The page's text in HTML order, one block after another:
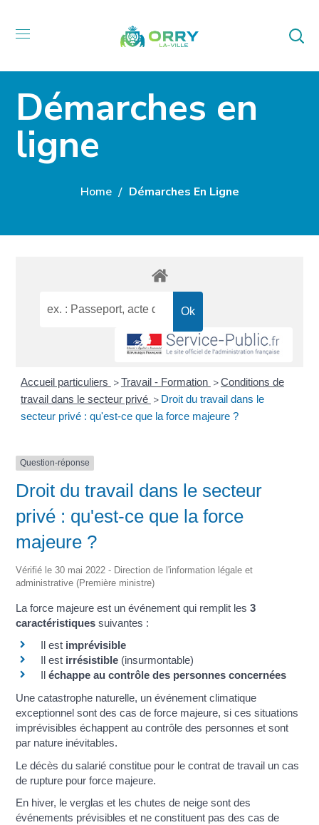
Démarches en
ligne
Home Démarches En Ligne
Accueil particuliers >Travail - Formation >Conditions de
travail dans le secteur privé > Droit du travail dans le
secteur privé : qu'est-ce que la force majeure ?
Question-réponse
Droit du travail dans le secteur
privé : qu'est-ce que la force
majeure ?
Vérifié le 30 mai 2022 - Direction de l'information légale et
administrative (Première ministre)
La force majeure est un événement qui remplit les3
caractéristiques suivantes :
Il est imprévisible
Il est irrésistible (insurmontable)
Iléchappe au contrôle des personnes concernées
Une catastrophe naturelle, un événement climatique
exceptionnel sont des cas de force majeure, si ces situations
imprévisibles échappent au contrôle des personnes et sont
par nature inévitables.
Le décès du salarié constitue pour le contrat de travail un cas
de rupture pour force majeure.
En hiver, le verglas et les chutes de neige sont des
événements prévisibles et ne constituent pas des cas de